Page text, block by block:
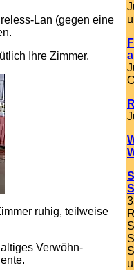
Lan (gegen eine
Ihre Zimmer.
ruhig, teilweise
Verwöhn-